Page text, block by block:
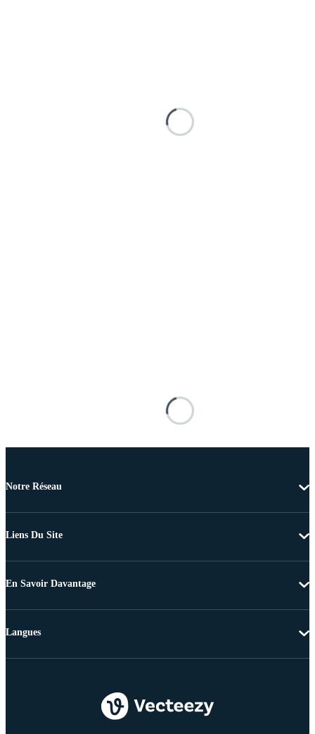
Notre Réseau
Liens Du Site
En Savoir Davantage
Langues